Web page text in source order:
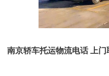
南京轿车托运物流电话 上